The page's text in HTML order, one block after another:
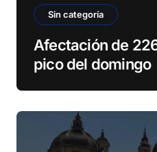
Sin categoría
Afectación de
pico del domingo